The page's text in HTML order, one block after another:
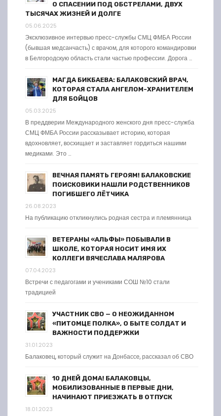
О СПАСЕНИИ ПОД ОБСТРЕЛАМИ, ДВУХ
ТЫСЯЧАХ ЖИЗНЕЙ И ДОЛГЕ
05.06.2025
Эксклюзивное интервью пресс-службы СМЦ ФМБА России
(бывшая медсанчасть) с врачом, для которого командировки
в Белгородскую область стали частью профессии. Дорога …
МАГДА БИКБАЕВА: БАЛАКОВСКИЙ ВРАЧ,
КОТОРАЯ СТАЛА АНГЕЛОМ-ХРАНИТЕЛЕМ
ДЛЯ БОЙЦОВ
05.03.2025
В преддверии Международного женского дня пресс-служба
СМЦ ФМБА России рассказывает историю, которая
вдохновляет, восхищает и заставляет гордиться нашими
медиками. Это …
ВЕЧНАЯ ПАМЯТЬ ГЕРОЯМ! БАЛАКОВСКИЕ
ПОИСКОВИКИ НАШЛИ РОДСТВЕННИКОВ
ПОГИБШЕГО ЛЁТЧИКА
26.08.2023
На публикацию откликнулись родная сестра и племянница
ВЕТЕРАНЫ «АЛЬФЫ» ПОБЫВАЛИ В
ШКОЛЕ, КОТОРАЯ НОСИТ ИМЯ ИХ
КОЛЛЕГИ ВЯЧЕСЛАВА МАЛЯРОВА
07.04.2023
Встречи с педагогами и учениками СОШ №10 стали
традицией
УЧАСТНИК СВО — О НЕОЖИДАННОМ
«ПИТОМЦЕ ПОЛКА», О БЫТЕ СОЛДАТ И
ВАЖНОСТИ ПОДДЕРЖКИ
31.01.2023
Балаковец, который служит на Донбассе, рассказал об СВО
10 ДНЕЙ ДОМА! БАЛАКОВЦЫ,
МОБИЛИЗОВАННЫЕ В ПЕРВЫЕ ДНИ,
НАЧИНАЮТ ПРИЕЗЖАТЬ В ОТПУСК
18.01.2023